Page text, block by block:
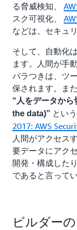
る脅威検知、
スク可視化、
などは、セキュ
そして、自動化
ます。人間が手
バラつきは、ツ
保されます。ま
“人をデータか
the data)” とい
2017: AWS
人間がアクセス
要データにアク
開発・構成した
であると言ってい
ビルダー